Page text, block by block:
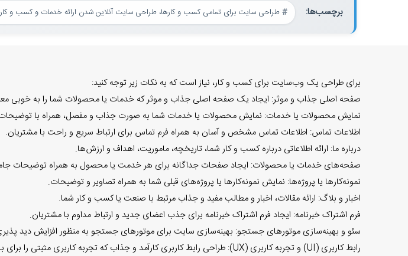
برچسب‌ها: طراحی سایت برای تمامی کسب و کارها، طراحی سایت آنلاین شدن ارائه خدمات و کسب و
برای طراحی یک وب‌سایت برای کسب و کار، نیاز است که به نکات زیر توجه کنید:
صفحه اصلی جذاب و موثر: ایجاد یک صفحه اصلی جذاب و موثر که خدمات یا محصولات شما را به خوبی
نمایش محصولات یا خدمات: نمایش محصولات یا خدمات شما به صورت جذاب و مفصل، همراه با
اطلاعات تماس: اطلاعات تماس مشخص و آسان به همراه فرم تماس برای ارتباط سریع و راحت با مشتریان.
درباره ما: ارائه اطلاعاتی درباره کسب و کار شما، تاریخچه، ماموریت، اهداف و ارزش‌ها.
صفحه‌های خدمات یا محصولات: ایجاد صفحات جداگانه برای هر خدمت یا محصول به همراه توضیحات
نمونه‌کارها یا پروژه‌ها: نمایش نمونه‌کارها یا پروژه‌های قبلی شما به همراه تصاویر و توضیحات.
اخبار و بلاگ: ارائه مقالات، اخبار و مطالب مفید و جذاب مرتبط با صنعت یا کسب و کار شما.
فرم اشتراک خبرنامه: ایجاد فرم اشتراک خبرنامه برای جذب اعضای جدید و ارتباط مداوم با مشتریان.
سئو و بهینه‌سازی موتورهای جستجو: بهینه‌سازی سایت برای موتورهای جستجو به منظور افزایش دید
رابط کاربری (UI) و تجربه کاربری (UX): طراحی رابط کاربری کارآمد و جذاب که تجربه کاربری مثبتی را برای بازدیدکنندگان ایجاد کند.